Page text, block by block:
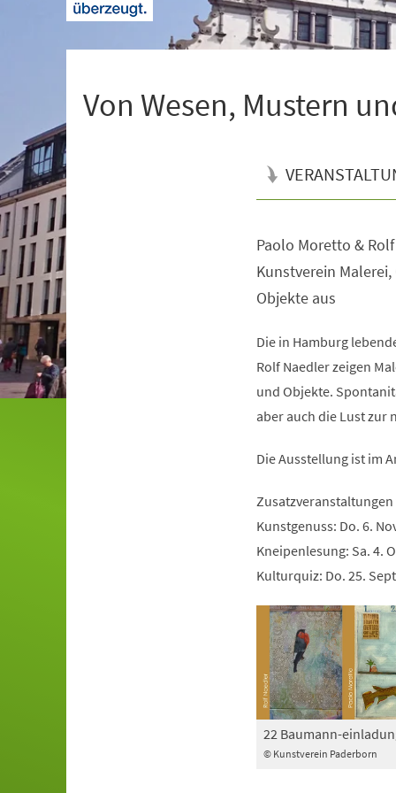
Von Wesen, Mustern
Paolo Moretto &
Kunstverein
Objekte aus
Die in Hamburg
Rolf Naedler zeigen
und Objekte.
aber auch die Lust zur
Die Ausstellung ist im
Kunstgenuss: Do. 6.
Kneipenlesung: Sa. 4.
Kulturquiz: Do. 25.
© Kunstverein Paderborn
22 Baumann-